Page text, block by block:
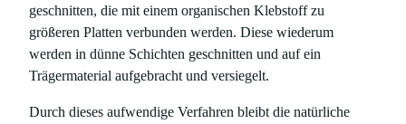
geschnitten, die mit einem organischen Klebstoff zu
größeren Platten verbunden werden. Diese wiederum
werden in dünne Schichten geschnitten und auf ein
Trägermaterial aufgebracht und versiegelt.
Durch dieses aufwendige Verfahren bleibt die natürliche